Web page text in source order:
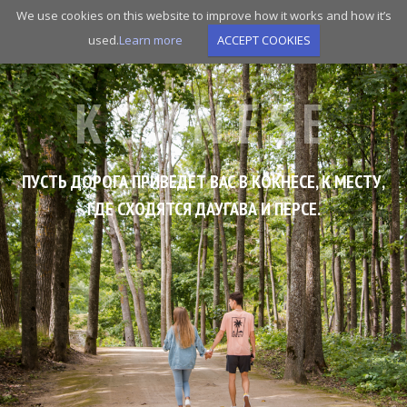
We use cookies on this website to improve how it works and how it’s
used.Learn more ACCEPT COOKIES
Skip
navigation
KOKNESE
ПУСТЬ ДОРОГА ПРИВЕДЕТ ВАС В КОКНЕСЕ, K МЕСТУ,
ГДЕ СХОДЯТСЯ ДАУГАВА И ПЕРСЕ.